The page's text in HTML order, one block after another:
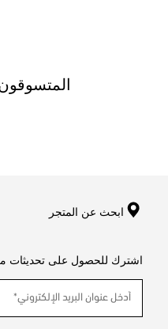
ابحث عن المتجر
اشترك للحصول على تحديثات